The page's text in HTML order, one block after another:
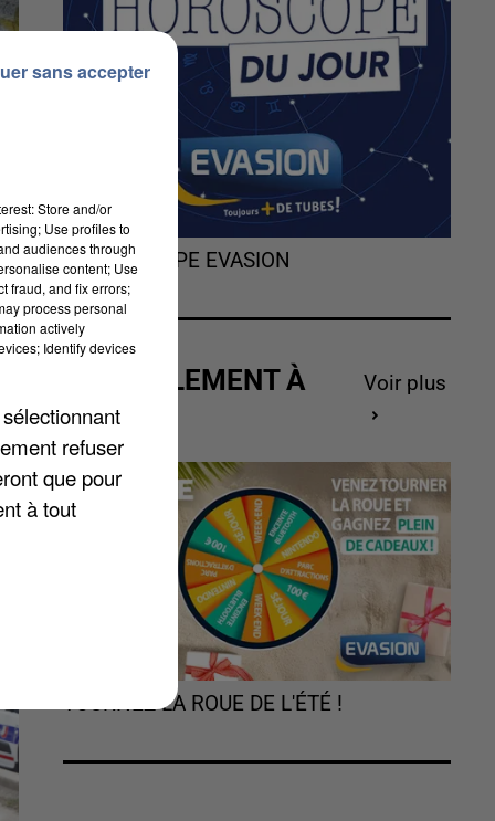
L'HOROSCOPE EVASION
ACTUELLEMENT À
GAGNER
Voir plus
TOURNEZ LA ROUE DE L'ÉTÉ !
Store and/or
Use profiles to
audiences through
content; Use
fraud, and fix errors;
process personal
actively
Identify devices
refuser
que pour
à tout
sans accepter